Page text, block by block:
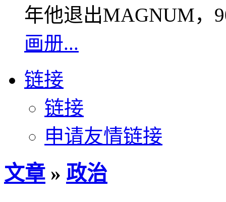
年他退出MAGNUM，
画册...
链接
链接
申请友情链接
文章 » 政治